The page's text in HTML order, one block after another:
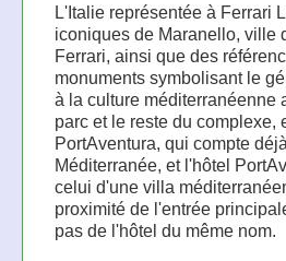
L'Italie représentée à Ferrari
iconiques de Maranello, ville
Ferrari, ainsi que des
monuments symbolisant le
à la culture méditerranéenne
parc et le reste du complexe,
PortAventura, qui compte
Méditerranée, et l'hôtel
celui d'une villa
proximité de l'entrée
pas de l'hôtel du même nom.